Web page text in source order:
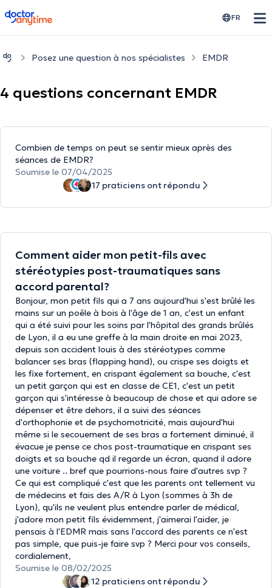
doctoranytime FR
Posez une question à nos spécialistes EMDR
4 questions concernant EMDR
Combien de temps on peut se sentir mieux après des
séances de EMDR?
Soumise le 07/04/2025
17 praticiens ont répondu
Comment aider mon petit-fils avec
stéréotypies post-traumatiques sans
accord parental?
Bonjour, mon petit fils qui a 7 ans aujourd'hui s'est brûlé les
mains sur un poêle à bois à l'âge de 1 an, c'est un enfant
qui a été suivi pour les soins par l'hôpital des grands brûlés
de Lyon, il a eu une greffe à la main droite en mai 2023,
depuis son accident louis à des stéréotypes comme
balancer ses bras (flapping hand), ou crispe ses doigts et
les fixe fortement, en crispant également sa bouche, c'est
un petit garçon qui est en classe de CE1, c'est un petit
garçon qui s'intéresse à beaucoup de chose et qui adore se
dépenser et être dehors, il a suivi des séances
d'orthophonie et de psychomotricité, mais aujourd'hui
même si le secouement de ses bras a fortement diminué, il
évacue je pense ce chos post-traumatique en crispant ses
doigts et sa bouche qd il regarde un écran, quand il adore
une voiture .. bref que pourrions-nous faire d'autres svp ?
Ce qui est compliqué c'est que les parents ont tellement vu
de médecins et fais des A/R à Lyon (sommes à 3h de
Lyon), qu'ils ne veulent plus entendre parler de médical,
j'adore mon petit fils évidemment, j'aimerai l'aider, je
pensais à l'EDMR mais sans l'accord des parents ce n'est
pas simple, que puis-je faire svp ? Merci pour vos conseils,
cordialement,
Soumise le 08/02/2025
12 praticiens ont répondu